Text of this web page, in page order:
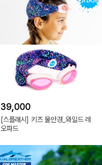
39,000
[스플래시] 키즈 물안경_와일드 레
오파드